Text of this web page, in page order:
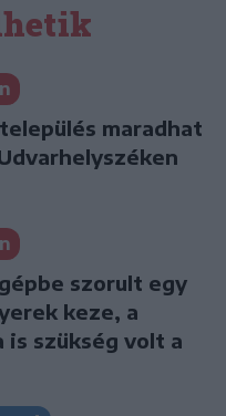
maradhat
szorult egy
keze, a
szükség volt a